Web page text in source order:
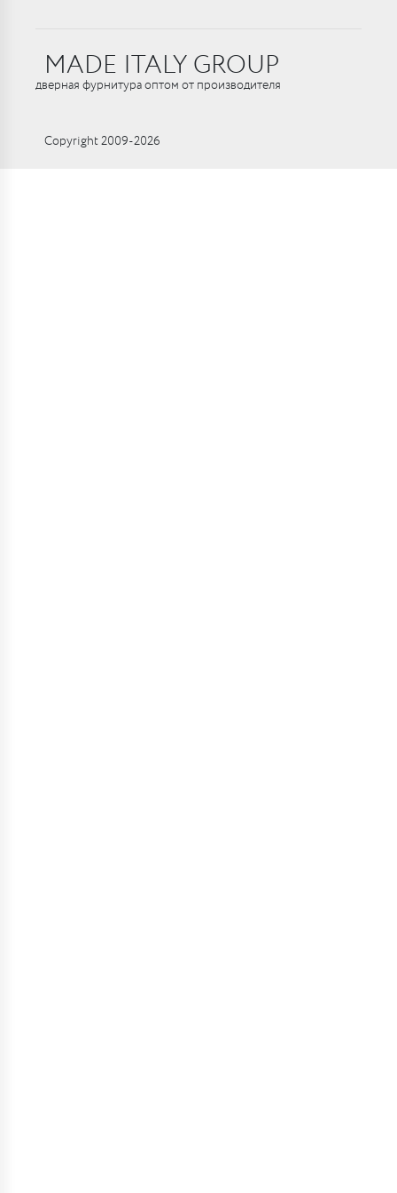
MADE ITALY GROUP
дверная фурнитура оптом от производителя
Copyright 2009-2026